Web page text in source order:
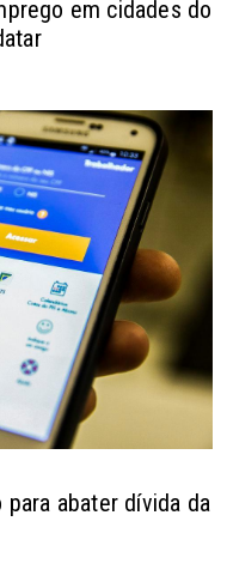
em cidades do
para abater dívida da